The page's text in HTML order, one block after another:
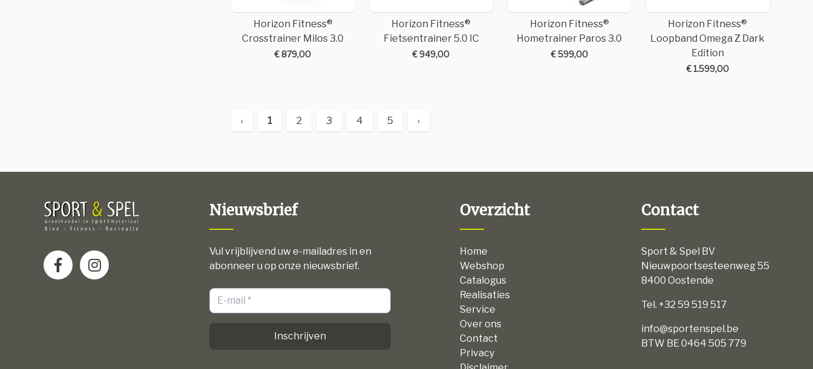
Horizon Fitness®
Crosstrainer Milos 3.0
€ 879,00
Horizon Fitness®
Fietsentrainer 5.0 IC
€ 949,00
Horizon Fitness®
Hometrainer Paros 3.0
€ 599,00
Horizon Fitness®
Loopband Omega Z Dark
Edition
€ 1.599,00
‹ 1 2 3 4 5 ›
Nieuwsbrief
Vul vrijblijvend uw e-mailadres in en
abonneer u op onze nieuwsbrief.
Inschrijven
Overzicht
Home
Webshop
Catalogus
Realisaties
Service
Over ons
Contact
Privacy
Contact
Sport & Spel BV
Nieuwpoortsesteenweg 55
8400 Oostende
Tel. +32 59 519 517
info@sportenspel.be
BTW BE 0464 505 779